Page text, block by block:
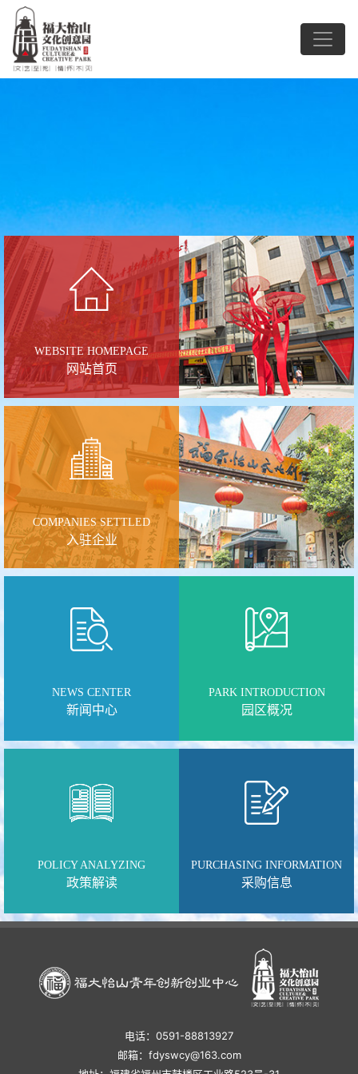
WEBSITE HOMEPAGE
网站首页
COMPANIES SETTLED
入驻企业
NEWS CENTER
新闻中心
PARK INTRODUCTION
园区概况
POLICY ANALYZING
政策解读
PURCHASING INFORMATION
采购信息
电话：0591-88813927
邮箱：fdyswcy@163.com